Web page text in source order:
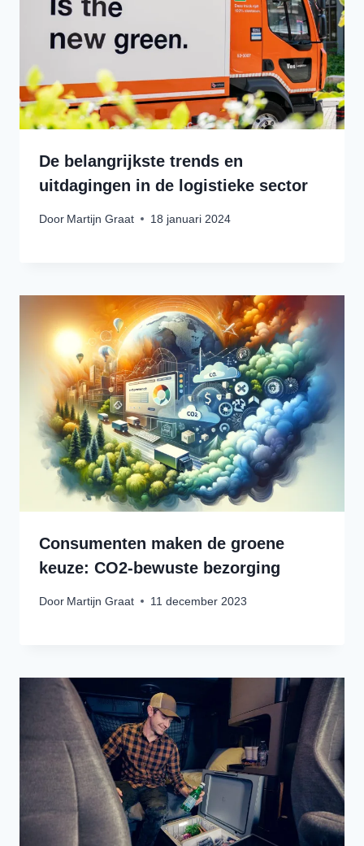
De belangrijkste trends en
uitdagingen in de logistieke sector
Door Martijn Graat 18 januari 2024
Consumenten maken de groene
keuze: CO2-bewuste bezorging
Door Martijn Graat 11 december 2023